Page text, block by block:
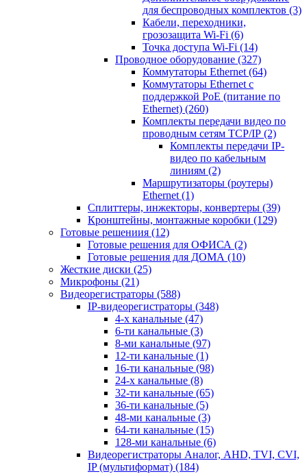
для беспроводных комплектов (3)
Кабели, переходники,
грозозащита Wi-Fi (6)
Точка доступа Wi-Fi (14)
Проводное оборудование (327)
Коммутаторы Ethernet (64)
Коммутаторы Ethernet с
поддержкой PoE (питание по
Ethernet) (260)
Комплекты передачи видео по
проводным сетям TCP/IP (2)
Комплекты передачи IP-
видео по кабельным
линиям (2)
Маршрутизаторы (роутеры)
Ethernet (1)
Сплиттеры, инжекторы, конвертеры (39)
Кронштейны, монтажные коробки (129)
Готовые решениия (12)
Готовые решения для ОФИСА (2)
Готовые решения для ДОМА (10)
Жесткие диски (25)
Микрофоны (21)
Видеорегистраторы (588)
IP-видеорегистраторы (348)
4-х канальные (47)
6-ти канальные (3)
8-ми канальные (97)
12-ти канальные (1)
16-ти канальные (98)
24-х канальные (8)
32-ти канальные (65)
36-ти канальные (5)
48-ми канальные (3)
64-ти канальные (15)
128-ми канальные (6)
Видеорегистраторы Аналог, AHD, TVI, CVI,
IP (мультиформат) (184)